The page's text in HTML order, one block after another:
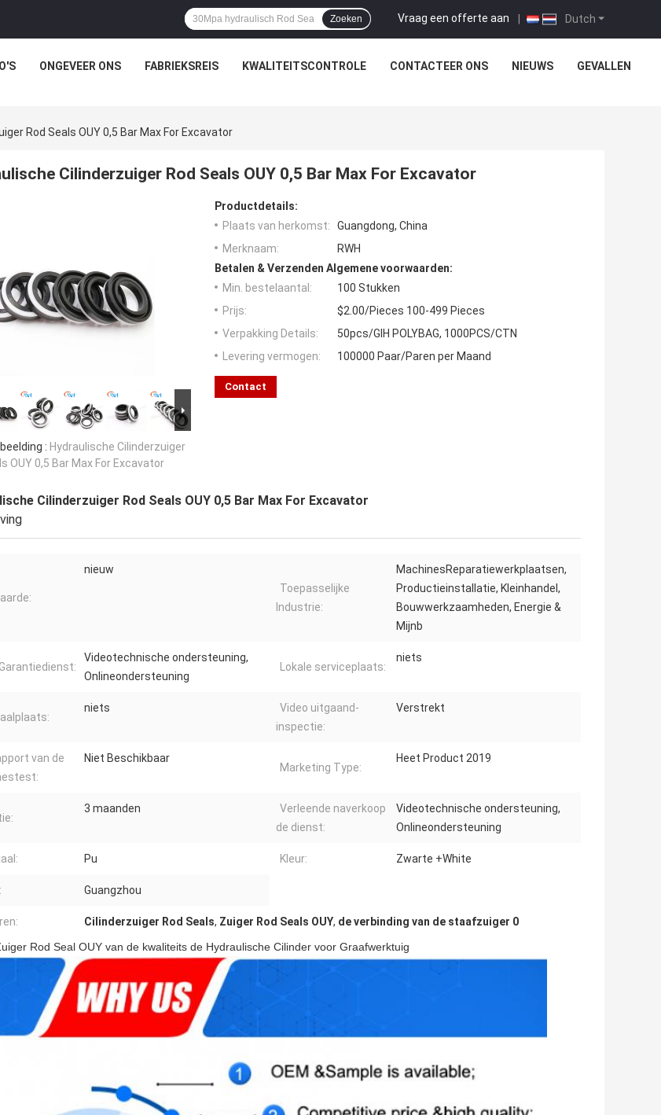
Dutch
Vraag een offerte aan |
Zoeken
ONGEVEER ONS FABRIEKSREIS KWALITEITSCONTROLE CONTACTEER ONS NIEUWS GEVALLEN
Rod Seals OUY 0,5 Bar Max For Excavator
Cilinderzuiger Rod Seals OUY 0,5 Bar Max For Excavator
: Hydraulische Cilinderzuiger
OUY 0,5 Bar Max For Excavator
Productdetails:
Plaats van herkomst:
Guangdong, China
Merknaam:
RWH
Betalen & Verzenden Algemene voorwaarden:
Min. bestelaantal:
100 Stukken
Prijs:
$2.00/Pieces 100-499 Pieces
Verpakking Details:
50pcs/GIH POLYBAG, 1000PCS/CTN
Levering vermogen:
100000 Paar/Paren per Maand
Contact
Cilinderzuiger Rod Seals OUY 0,5 Bar Max For Excavator
nieuw
Toepasselijke
Industrie:
MachinesReparatiewerkplaatsen,
Productieinstallatie, Kleinhandel,
Bouwwerkzaamheden, Energie &
Mijnb
Videotechnische ondersteuning,
Onlineondersteuning
Lokale serviceplaats:
niets
niets
Video uitgaand-
inspectie:
Verstrekt
van de
Niet Beschikbaar
Marketing Type:
Heet Product 2019
3 maanden
Verleende naverkoop
de dienst:
Videotechnische ondersteuning,
Onlineondersteuning
Pu Kleur: Zwarte +White
Guangzhou
Cilinderzuiger Rod Seals, Zuiger Rod Seals OUY, de verbinding van de staafzuiger 0
Rod Seal OUY van de kwaliteits de Hydraulische Cilinder voor Graafwerktuig